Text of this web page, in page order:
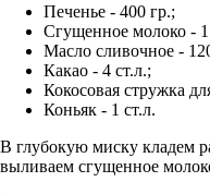
Печенье - 400 гр.;
Сгущенное молоко -
Масло сливочное -
Какао - 4 ст.л.;
Кокосовая стружка
Коньяк - 1 ст.л.
В глубокую миску кладем
выливаем сгущенное